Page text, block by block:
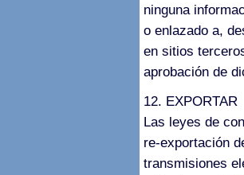
ninguna
o enlazado a,
en sitios
aprobación de
12. EXPORTAR
Las leyes de
re-exportación
transmisiones